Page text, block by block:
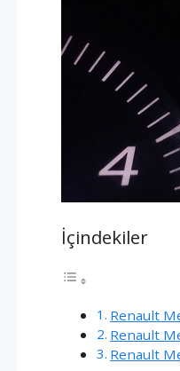
İçindekiler
Renault
Renault
Renault